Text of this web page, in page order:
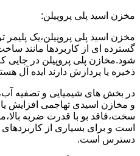
مخزن اسید پلی پروپیلن:
مخزن اسید پلی پروپیلن،یک
گسترده ای از کاربردها مانند
شود.مخازن پلی پروپیلن در جایی که
ذخیره یا پردازش دارند ایده آل
در بخش های شیمیایی و تصفیه
و مخازن اسیدی تهاجمی افزایش
سخت،فاقد بو با قدرت ضربه
است و برای بسیاری از
دسترس است.